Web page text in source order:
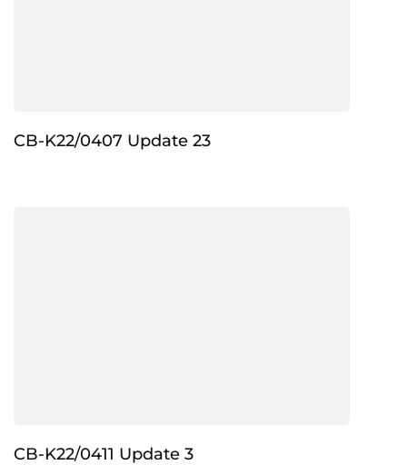
CB-K22/0407 Update 23
CB-K22/0411 Update 3